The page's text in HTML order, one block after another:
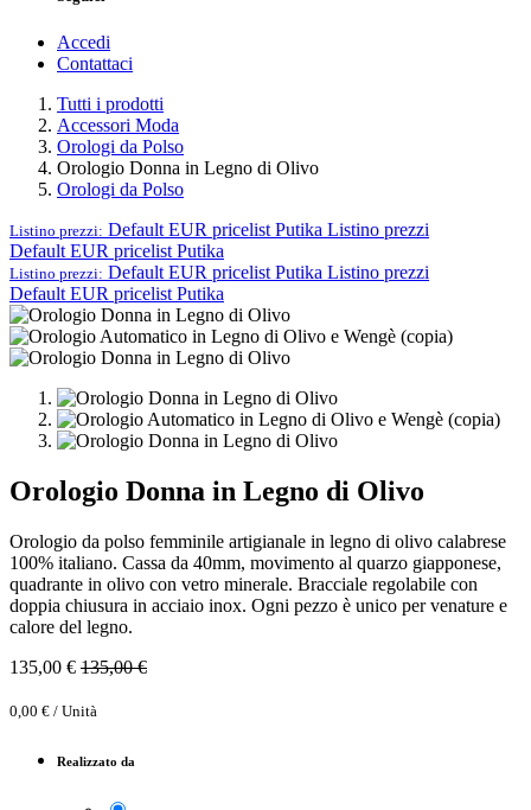
Accedi
Contattaci
Tutti i prodotti
Accessori Moda
Orologi da Polso
Orologio Donna in Legno di Olivo
Orologi da Polso
Listino prezzi: Default EUR pricelist Putika Listino prezzi
Default EUR pricelist Putika
Listino prezzi: Default EUR pricelist Putika Listino prezzi
Default EUR pricelist Putika
Orologio Donna in Legno di Olivo
Orologio da polso femminile artigianale in legno di olivo calabrese
100% italiano. Cassa da 40mm, movimento al quarzo giapponese,
quadrante in olivo con vetro minerale. Bracciale regolabile con
doppia chiusura in acciaio inox. Ogni pezzo è unico per venature e
calore del legno.
135,00 € 135,00€
0,00 € / Unità
Realizzato da